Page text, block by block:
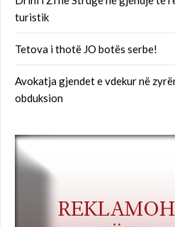
turistik
Tetova i thotë JO botës serbe!
Avokatja gjendet e vdekur në
obduksion